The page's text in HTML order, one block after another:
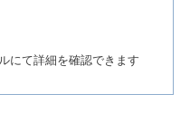
にて詳細を確認できます